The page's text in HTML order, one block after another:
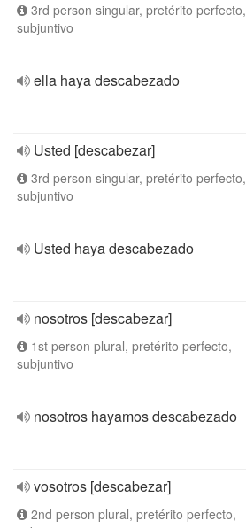
3rd person singular, pretérito perfecto,
subjuntivo
ella haya descabezado
Usted [descabezar]
3rd person singular, pretérito perfecto,
subjuntivo
Usted haya descabezado
nosotros [descabezar]
1st person plural, pretérito perfecto,
subjuntivo
nosotros hayamos descabezado
vosotros [descabezar]
2nd person plural, pretérito perfecto,